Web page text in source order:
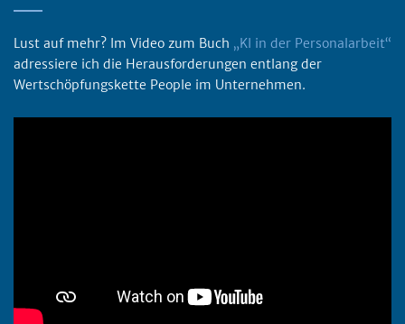
Lust auf mehr? Im Video zum Buch „KI in der Personalarbeit“
adressiere ich die Herausforderungen entlang der
Wertschöpfungskette People im Unternehmen.